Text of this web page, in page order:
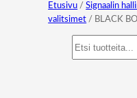
Etusivu /Signaalin
valitsimet / BLACK
Haku